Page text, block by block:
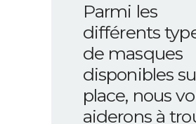
Parmi les
différents
de masques
disponibles
place, nous
aiderons à